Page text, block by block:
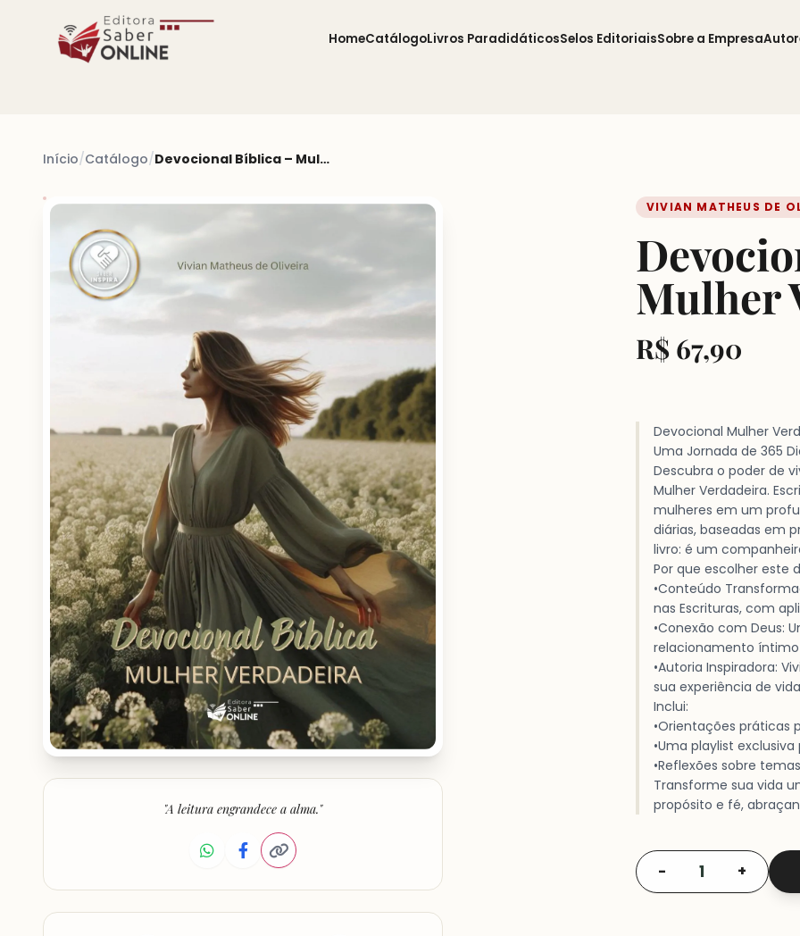
HomeCatálogoLivros ParadidáticosSelos EditoriaisSobre a Empresa
Início/Catálogo/ Devocional Bíblica – Mulher Verdadeira
"A leitura engrandece a alma."
VIVIAN MATHEUS DE
Mulher
R$ 67,90
Devocional Mulher
Uma Jornada de 365
Descubra o poder de
Mulher Verdadeira.
mulheres em um
diárias, baseadas em
livro: é um
Por que escolher este
•Conteúdo
nas Escrituras, com
•Conexão com Deus:
relacionamento
•Autoria Inspiradora:
sua experiência de
Inclui:
•Orientações práticas
•Uma playlist
•Reflexões sobre
Transforme sua vida
propósito e fé,
- +